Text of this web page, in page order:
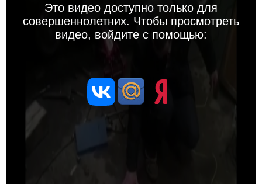
Это видео доступно только для
совершеннолетних. Чтобы просмотреть
видео, войдите с помощью: